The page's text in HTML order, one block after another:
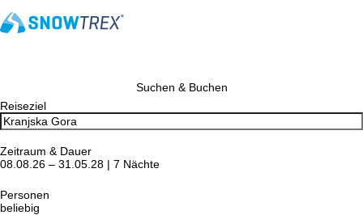
Suchen & Buchen
Reiseziel
Zeitraum & Dauer
08.08.26 – 31.05.28 | 7 Nächte
Personen
beliebig